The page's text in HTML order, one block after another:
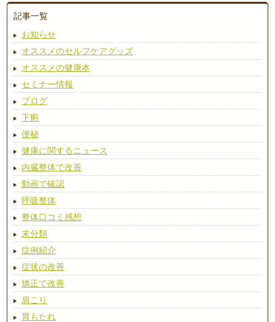
記事一覧
お知らせ
オススメのセルフケアグッズ
オススメの健康本
セミナー情報
ブログ
下痢
便秘
健康に関するニュース
内臓整体で改善
動画で確認
呼吸整体
整体口コミ感想
未分類
症例紹介
症状の改善
矯正で改善
肩こり
胃もたれ